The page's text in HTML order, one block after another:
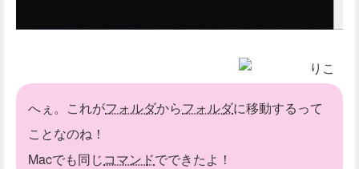
りこ
へぇ。これがフォルダからフォルダに移動するって
ことなのね！
Macでも同じコマンドでできたよ！